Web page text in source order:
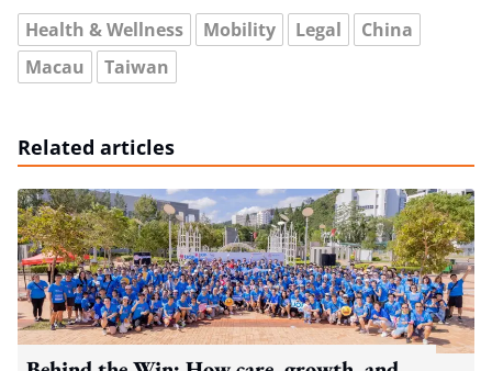
Health & Wellness
Mobility Legal
China
Macau
Taiwan
Related articles